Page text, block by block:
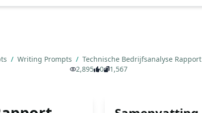
/ Writing Prompts / Technische Bedrijfsanalyse Rapport
2,895
0 1,567